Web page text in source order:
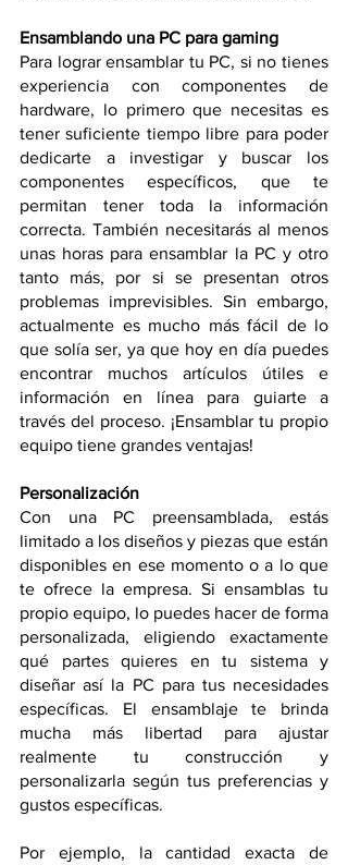
Ensamblando una PC para gaming
Para lograr ensamblar tu PC, si no tienes
experiencia con componentes de
hardware, lo primero que necesitas es
tener suficiente tiempo libre para poder
dedicarte a investigar y buscar los
componentes específicos, que te
permitan tener toda la información
correcta. También necesitarás al menos
unas horas para ensamblar la PC y otro
tanto más, por si se presentan otros
problemas imprevisibles. Sin embargo,
actualmente es mucho más fácil de lo
que solía ser, ya que hoy en día puedes
encontrar muchos artículos útiles e
información en línea para guiarte a
través del proceso. ¡Ensamblar tu propio
equipo tiene grandes ventajas!
Personalización
Con una PC preensamblada, estás
limitado a los diseños y piezas que están
disponibles en ese momento o a lo que
te ofrece la empresa. Si ensamblas tu
propio equipo, lo puedes hacer de forma
personalizada, eligiendo exactamente
qué partes quieres en tu sistema y
diseñar así la PC para tus necesidades
específicas. El ensamblaje te brinda
mucha más libertad para ajustar
realmente tu construcción y
personalizarla según tus preferencias y
gustos específicas.
Por ejemplo, la cantidad exacta de